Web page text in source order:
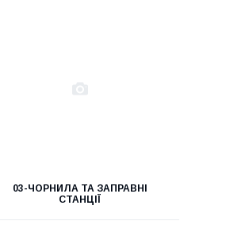
03-ЧОРНИЛА ТА ЗАПРАВНІ
СТАНЦІЇ